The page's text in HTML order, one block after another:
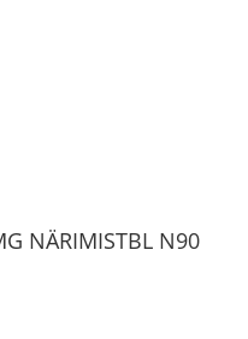
NÄRIMISTBL N90